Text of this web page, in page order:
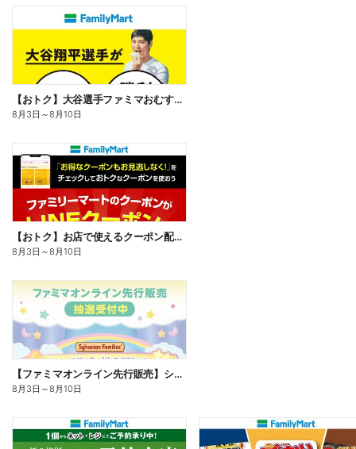
【おトク】大谷選手ファミマおむすび割
8月3日 ～8月10日
【おトク】お店で使えるクーポン配信中
8月3日 ～8月10日
【ファミマオンライン先行販売】シルバニアファミリー
8月3日 ～8月10日